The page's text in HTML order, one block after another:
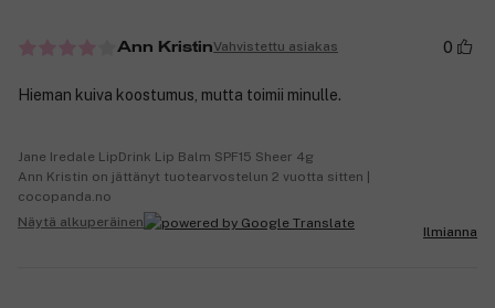
Ann KristinVahvistettu asiakas 0
Hieman kuiva koostumus, mutta toimii minulle.
Jane Iredale LipDrink Lip Balm SPF15 Sheer 4g
Ann Kristin on jättänyt tuotearvostelun 2 vuotta sitten |
cocopanda.no
Näytä alkuperäinen
Ilmianna